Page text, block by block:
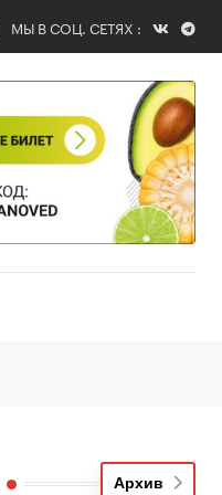
МЫ В СОЦ. СЕТЯХ :
Архив